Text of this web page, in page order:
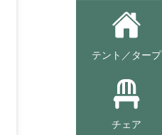
テント／タープ
チェア